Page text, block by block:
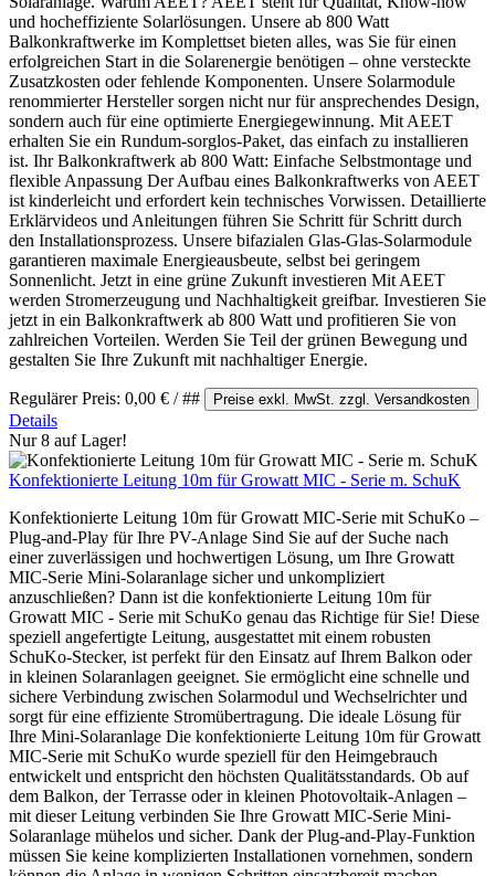
und hocheffiziente Solarlösungen. Unsere ab 800 Watt
Balkonkraftwerke im Komplettset bieten alles, was Sie für einen
erfolgreichen Start in die Solarenergie benötigen – ohne versteckte
Zusatzkosten oder fehlende Komponenten. Unsere Solarmodule
renommierter Hersteller sorgen nicht nur für ansprechendes Design,
sondern auch für eine optimierte Energiegewinnung. Mit AEET
erhalten Sie ein Rundum-sorglos-Paket, das einfach zu installieren
ist. Ihr Balkonkraftwerk ab 800 Watt: Einfache Selbstmontage und
flexible Anpassung Der Aufbau eines Balkonkraftwerks von AEET
ist kinderleicht und erfordert kein technisches Vorwissen. Detaillierte
Erklärvideos und Anleitungen führen Sie Schritt für Schritt durch
den Installationsprozess. Unsere bifazialen Glas-Glas-Solarmodule
garantieren maximale Energieausbeute, selbst bei geringem
Sonnenlicht. Jetzt in eine grüne Zukunft investieren Mit AEET
werden Stromerzeugung und Nachhaltigkeit greifbar. Investieren Sie
jetzt in ein Balkonkraftwerk ab 800 Watt und profitieren Sie von
zahlreichen Vorteilen. Werden Sie Teil der grünen Bewegung und
gestalten Sie Ihre Zukunft mit nachhaltiger Energie.
Regulärer Preis: 0,00 € / ## Preise exkl. MwSt. zzgl. Versandkosten
Details
Nur 8 auf Lager!
Konfektionierte Leitung 10m für Growatt MIC - Serie m. SchuK
Konfektionierte Leitung 10m für Growatt MIC-Serie mit SchuKo –
Plug-and-Play für Ihre PV-Anlage Sind Sie auf der Suche nach
einer zuverlässigen und hochwertigen Lösung, um Ihre Growatt
MIC-Serie Mini-Solaranlage sicher und unkompliziert
anzuschließen? Dann ist die konfektionierte Leitung 10m für
Growatt MIC - Serie mit SchuKo genau das Richtige für Sie! Diese
speziell angefertigte Leitung, ausgestattet mit einem robusten
SchuKo-Stecker, ist perfekt für den Einsatz auf Ihrem Balkon oder
in kleinen Solaranlagen geeignet. Sie ermöglicht eine schnelle und
sichere Verbindung zwischen Solarmodul und Wechselrichter und
sorgt für eine effiziente Stromübertragung. Die ideale Lösung für
Ihre Mini-Solaranlage Die konfektionierte Leitung 10m für Growatt
MIC-Serie mit SchuKo wurde speziell für den Heimgebrauch
entwickelt und entspricht den höchsten Qualitätsstandards. Ob auf
dem Balkon, der Terrasse oder in kleinen Photovoltaik-Anlagen –
mit dieser Leitung verbinden Sie Ihre Growatt MIC-Serie Mini-
Solaranlage mühelos und sicher. Dank der Plug-and-Play-Funktion
müssen Sie keine komplizierten Installationen vornehmen, sondern